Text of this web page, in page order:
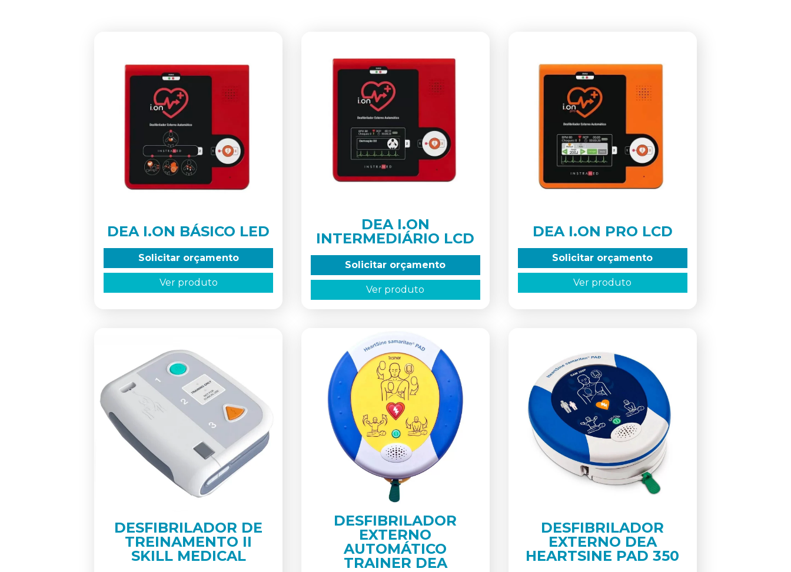
DEA I.ON BÁSICO LED
Solicitar orçamento
Ver produto
DEA I.ON
INTERMEDIÁRIO LCD
Solicitar orçamento
Ver produto
DEA I.ON PRO LCD
Solicitar orçamento
Ver produto
DESFIBRILADOR DE
TREINAMENTO II
SKILL MEDICAL
DESFIBRILADOR
EXTERNO
AUTOMÁTICO
TRAINER DEA
DESFIBRILADOR
EXTERNO DEA
HEARTSINE PAD 350